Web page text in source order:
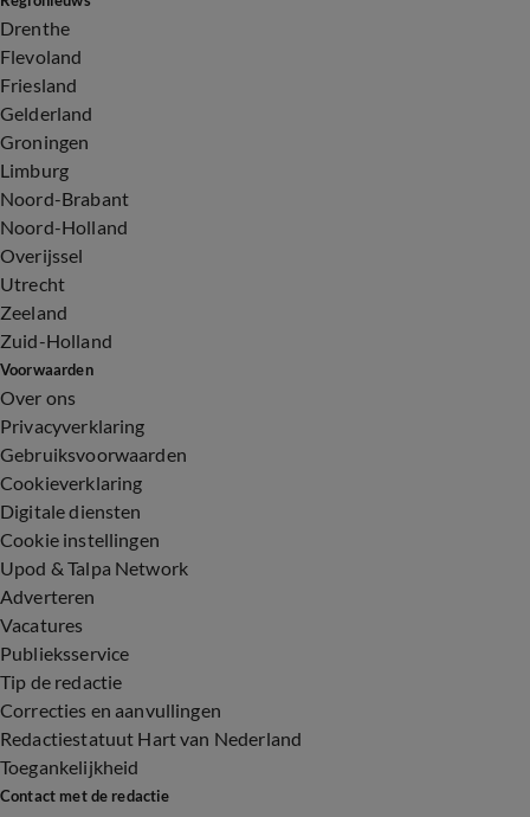
Drenthe
Flevoland
Friesland
Gelderland
Groningen
Limburg
Noord-Brabant
Noord-Holland
Overijssel
Utrecht
Zeeland
Zuid-Holland
Voorwaarden
Over ons
Privacyverklaring
Gebruiksvoorwaarden
Cookieverklaring
Digitale diensten
Cookie instellingen
Upod & Talpa Network
Adverteren
Vacatures
Publieksservice
Tip de redactie
Correcties en aanvullingen
Redactiestatuut Hart van Nederland
Toegankelijkheid
Contact met de redactie